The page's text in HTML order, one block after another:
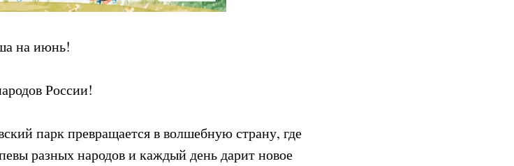
на июнь!
России!
парк превращается в волшебную страну, где
разных народов и каждый день дарит новое